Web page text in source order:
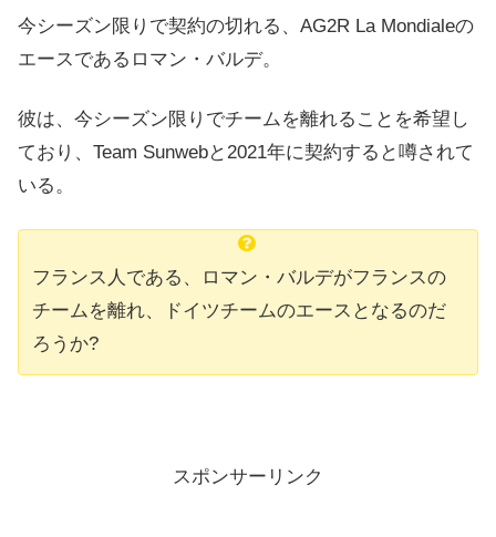
今シーズン限りで契約の切れる、 AG2R La Mondialeの
エースであるロマン・バルデ。
彼は、今シーズン限りでチームを離れることを希望し
ており、Team Sunwebと2021年に契約すると噂されて
いる。
フランス人である、ロマン・バルデがフランスの
チームを離れ、ドイツチームのエースとなるのだ
ろうか?
スポンサーリンク